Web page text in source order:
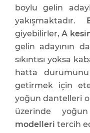
boylu gelin
yakışmaktadır.
giyebilirler,A
gelin adayının
sıkıntısı yoksa
hatta
getirmek için
yoğun dantelleri
üzerinde
modelleri tercih